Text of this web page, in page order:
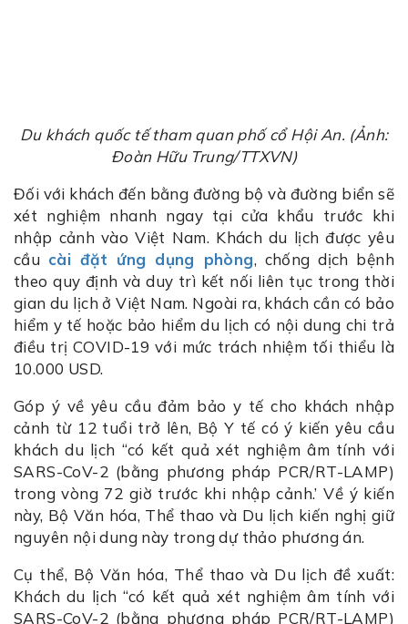
Du khách quốc tế tham quan phố cổ Hội An. (Ảnh:
Đoàn Hữu Trung/TTXVN)
Đối với khách đến bằng đường bộ và đường biển sẽ
xét nghiệm nhanh ngay tại cửa khẩu trước khi
nhập cảnh vào Việt Nam. Khách du lịch được yêu
cầu cài đặt ứng dụng phòng, chống dịch bệnh
theo quy định và duy trì kết nối liên tục trong thời
gian du lịch ở Việt Nam. Ngoài ra, khách cần có bảo
hiểm y tế hoặc bảo hiểm du lịch có nội dung chi trả
điều trị COVID-19 với mức trách nhiệm tối thiểu là
10.000 USD.
Góp ý về yêu cầu đảm bảo y tế cho khách nhập
cảnh từ 12 tuổi trở lên, Bộ Y tế có ý kiến yêu cầu
khách du lịch ‘‘có kết quả xét nghiệm âm tính với
SARS-CoV-2 (bằng phương pháp PCR/RT-LAMP)
trong vòng 72 giờ trước khi nhập cảnh.’ Về ý kiến
này, Bộ Văn hóa, Thể thao và Du lịch kiến nghị giữ
nguyên nội dung này trong dự thảo phương án.
Cụ thể, Bộ Văn hóa, Thể thao và Du lịch đề xuất:
Khách du lịch “có kết quả xét nghiệm âm tính với
SARS-CoV-2 (bằng phương pháp PCR/RT-LAMP)